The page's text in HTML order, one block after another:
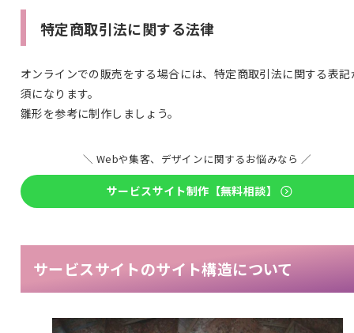
特定商取引法に関する法律
オンラインでの販売をする場合には、特定商取引法に関する表記
須になります。
雛形を参考に制作しましょう。
＼ Webや集客、デザインに関するお悩みなら ／
サービスサイト制作【無料相談】
サービスサイトのサイト構造について